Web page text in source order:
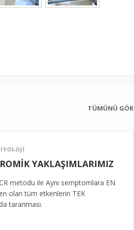
TÜMÜNÜ GÖR
YAKLAŞIMLARIMIZ
metodu ile Aynı semptomlara EN
olan tüm etkenlerin TEK
taranması.